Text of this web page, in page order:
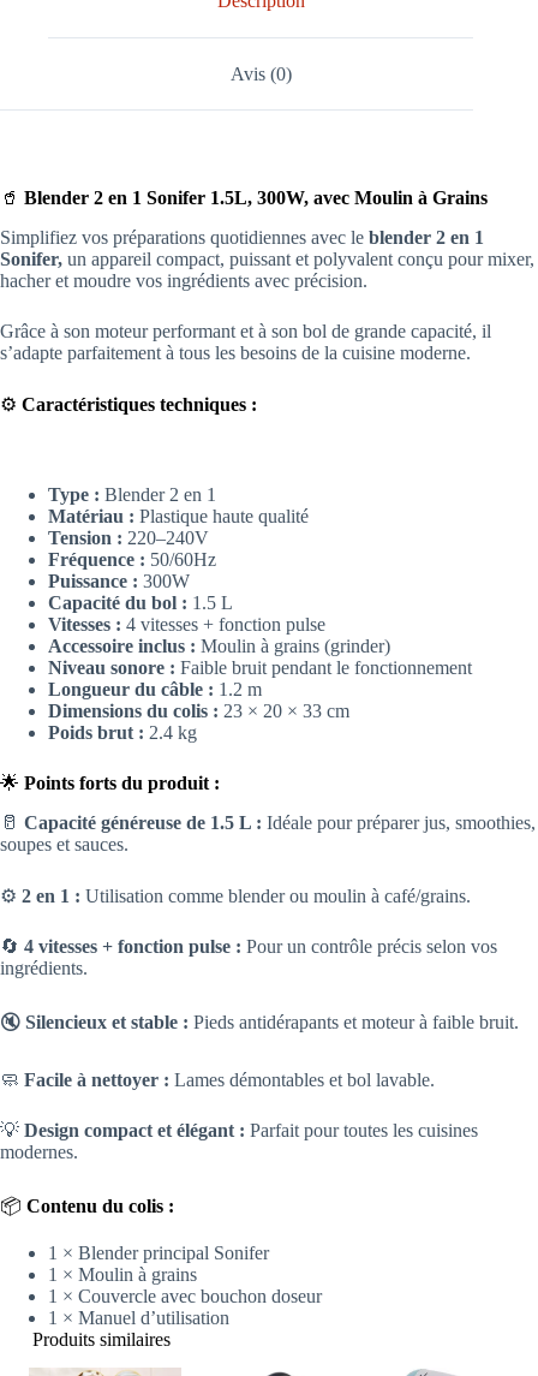
Avis (0)
🥤 Blender 2 en 1 Sonifer 1.5L, 300W, avec Moulin à Grains
Simplifiez vos préparations quotidiennes avec le blender 2 en 1
Sonifer, un appareil compact, puissant et polyvalent conçu pour mixer,
hacher et moudre vos ingrédients avec précision.
Grâce à son moteur performant et à son bol de grande capacité, il
s’adapte parfaitement à tous les besoins de la cuisine moderne.
⚙️ Caractéristiques techniques :
Type : Blender 2 en 1
Matériau : Plastique haute qualité
Tension : 220–240V
Fréquence : 50/60Hz
Puissance : 300W
Capacité du bol : 1.5 L
Vitesses : 4 vitesses + fonction pulse
Accessoire inclus : Moulin à grains (grinder)
Niveau sonore : Faible bruit pendant le fonctionnement
Longueur du câble : 1.2 m
Dimensions du colis : 23 × 20 × 33 cm
Poids brut : 2.4 kg
🌟 Points forts du produit :
🥛 Capacité généreuse de 1.5 L : Idéale pour préparer jus, smoothies,
soupes et sauces.
⚙️ 2 en 1 : Utilisation comme blender ou moulin à café/grains.
🔄 4 vitesses + fonction pulse : Pour un contrôle précis selon vos
ingrédients.
🔇 Silencieux et stable : Pieds antidérapants et moteur à faible bruit.
🧼 Facile à nettoyer : Lames démontables et bol lavable.
💡 Design compact et élégant : Parfait pour toutes les cuisines
modernes.
📦 Contenu du colis :
1 × Blender principal Sonifer
1 × Moulin à grains
1 × Couvercle avec bouchon doseur
1 × Manuel d’utilisation
Produits similaires